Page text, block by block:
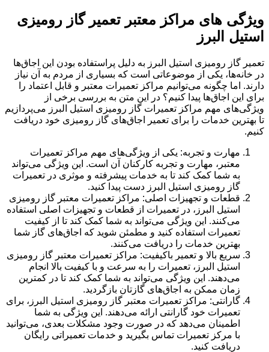
ویژگی های مراکز معتبر تعمیر گاز رومیزی
استیل البرز
تعمیر گاز رومیزی استیل البرز به دلیل پراستفاده بودن این اجاق‌ها
در خانه‌ها، یکی از موضوعاتی است که بسیاری از مردم به آن نیاز
دارند. اما چگونه می‌توانیم مراکز تعمیرات معتبر و قابل اعتماد را
برای این اجاق‌ها پیدا کنیم؟ در این متن به بررسی برخی از
ویژگی‌های مهم مراکز تعمیرات گاز رومیزی استیل البرز می‌پردازیم
تا بهترین خدمات را برای تعمیر اجاق‌های گاز رومیزی خود دریافت
کنیم.
مهارت و تجربه: یکی از ویژگی‌های مهم مراکز تعمیرات
معتبر، مهارت و تجربه کارکنان آن است. این ویژگی می‌تواند
به شما کمک کند تا به خدمات پیشرفته و موثری در تعمیرات
گاز رومیزی استیل البرز دست پیدا کنید.
قطعات و تجهیزات اصلی: مراکز تعمیرات معتبر گاز رومیزی
استیل البرز، در تعمیرات از قطعات و تجهیزات اصلی استفاده
می‌کنند. این ویژگی می‌تواند به شما کمک کند تا از کیفیت
تعمیرات استفاده کنید و مطمئن شوید که اجاق‌های گاز شما
بهترین خدمات را دریافت می‌کنند.
سریع بالا و تعمیر باکیفیت: مراکز تعمیرات معتبر گاز رومیزی
استیل البرز، تعمیرات را به سرعت و با کیفیت بالا انجام
می‌دهند. این ویژگی می‌تواند به شما کمک کند تا در کمترین
زمان ممکن به اجاق‌های گاز‌تان بازگردید.
گارانتی: مراکز تعمیرات معتبر گاز رومیزی استیل البرز، برای
تعمیرات خود گارانتی ارائه می‌دهند. این ویژگی به شما
اطمینان می‌دهد که در صورت وجود مشکلات بعدی، می‌توانید
با مرکز تعمیرات تماس بگیرید و خدمات تعمیراتی رایگان
دریافت کنید.